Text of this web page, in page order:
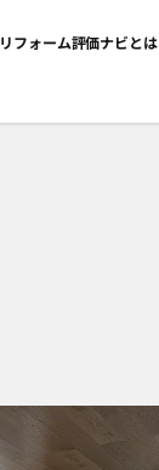
リフォーム評価ナビとは